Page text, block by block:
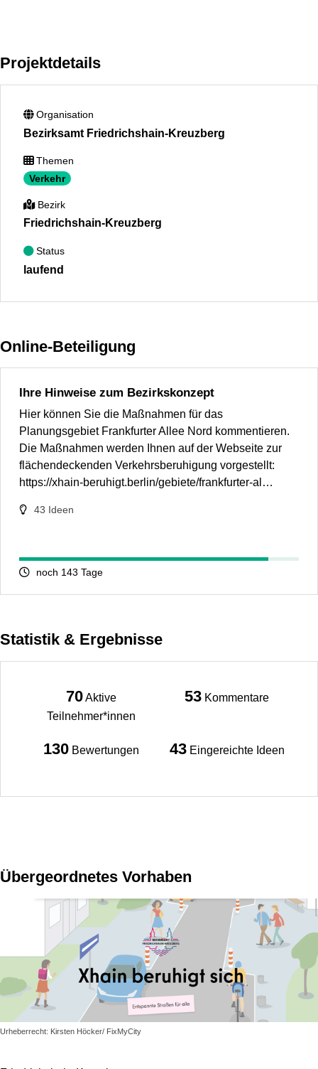
Projektdetails
Organisation
Bezirksamt Friedrichshain-Kreuzberg
Themen
Verkehr
Bezirk
Friedrichshain-Kreuzberg
Status
laufend
Online-Beteiligung
Ihre Hinweise zum Bezirkskonzept
Hier können Sie die Maßnahmen für das
Planungsgebiet Frankfurter Allee Nord kommentieren.
Die Maßnahmen werden Ihnen auf der Webseite zur
flächendeckenden Verkehrsberuhigung vorgestellt:
https://xhain-beruhigt.berlin/gebiete/frankfurter-al…
43 Ideen
noch 143 Tage
Statistik & Ergebnisse
70Aktive
Teilnehmer*innen
53 Kommentare
130 Bewertungen 43 Eingereichte Ideen
Übergeordnetes Vorhaben
Urheberrecht: Kirsten Höcker/ FixMyCity